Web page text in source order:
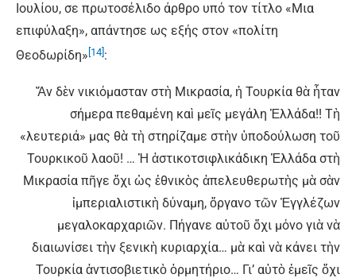
Ιουλίου, σε πρωτοσέλιδο άρθρο υπό τον τίτλο «Μια
επιφύλαξη», απάντησε ως εξής στον «πολίτη
Θεοδωρίδη» [14]:
Ἄν δὲν νικιόμασταν στὴ Mικρασία, ἡ Τουρκία θὰ ἦταν
σήμερα πεθαμένη καὶ μεῖς μεγάλη Ἑλλάδα!! Τὴ
«λευτεριά» μας θὰ τὴ στηρίζαμε στὴν ὑποδούλωση τοῦ
Τουρκικοῦ λαοῦ! … Ἡ ἀστικοτσιφλικάδικη Ἑλλάδα στὴ
Μικρασία πῆγε ὄχι ὡς ἐθνικὸς ἀπελευθερωτὴς μὰ σὰν
ἰμπεριαλιστικὴ δύναμη, ὄργανο τῶν Ἐγγλέζων
μεγαλοκαρχαριῶν. Πήγανε αὐτοῦ ὄχι μόνο γιὰ νὰ
διαιωνίσει τὴν ξενικὴ κυριαρχία… μὰ καὶ νὰ κάνει τὴν
Τουρκία ἀντισοβιετικὸ ὁρμητήριο… Γι’ αὐτὸ ἐμεῖς ὄχι